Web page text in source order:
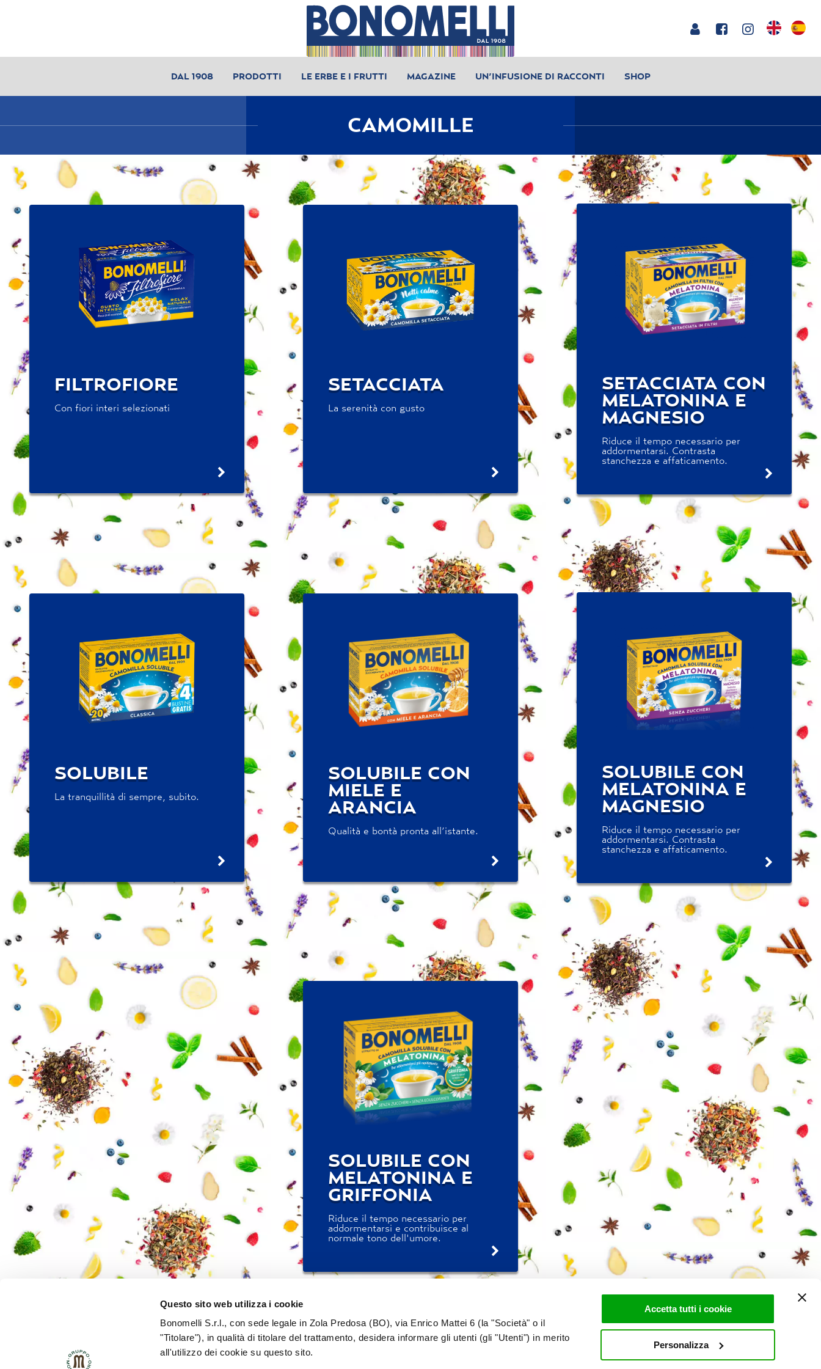
Questo sito web utilizza i cookie
Bonomelli S.r.l., con sede legale in Zola Predosa (BO), via Enrico Mattei 6 (la "Società" o il
"Titolare"), in qualità di titolare del trattamento, desidera informare gli utenti (gli "Utenti") in merito
all'utilizzo dei cookie su questo sito.
Accetta tutti i cookie
Personalizza
DAL 1908 PRODOTTI LE ERBE E I FRUTTI MAGAZINE UN’INFUSIONE DI RACCONTI SHOP
CAMOMILLE
FILTROFIORE
Con fiori interi selezionati
SETACCIATA
La serenità con gusto
SETACCIATA CON
MELATONINA E
MAGNESIO
Riduce il tempo necessario per
addormentarsi. Contrasta
stanchezza e affaticamento.
SOLUBILE
La tranquillità di sempre, subito.
SOLUBILE CON
MIELE E
ARANCIA
Qualità e bontà pronta all’istante.
SOLUBILE CON
MELATONINA E
MAGNESIO
Riduce il tempo necessario per
addormentarsi. Contrasta
stanchezza e affaticamento.
SOLUBILE CON
MELATONINA E
GRIFFONIA
Riduce il tempo necessario per
addormentarsi e contribuisce al
normale tono dell'umore.